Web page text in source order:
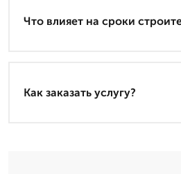
Что влияет на сроки
Как заказать услугу?